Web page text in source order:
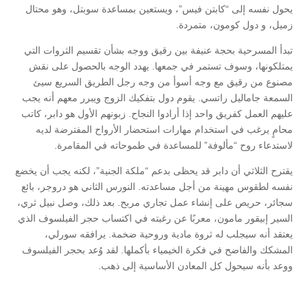
يحول نفسه إلى “كابتن فيس”، ويستعين بمساعدة سوبتل، وهو محتال
زميل، و دول كومون، متمردة.
تبدأ المسرحية بحجة عنيفة بين رقيق ووجه بشأن تقسيم الثروات التي
يمتلكونها، وسوف تستمر في جمعها. يهدد الوجه بالحصول على نقش
مصنوع من رقيق مع وجه أسوأ من وجه رجل الطريق السريع سيئ
السمعة جاماليل راتسي. يقوم دول بتفكيك الزوج ويبرر معهم أنه يجب
عليهم العمل كفريق واحد إذا أرادوا النجاح. زبونهم الأول هو دابر، كاتب
محامٍ يرغب في استخدام مهارات استحضار الأرواح المفترضة لديه
لاستدعاء روح “مألوفة” للمساعدة في طموحاته في المقامرة.
يقترح الثلاثي أن دابر قد يحظى بدعم “ملكة الجنية”، لكنه يجب أن يخضع
نفسه لطقوس مهينة من أجل مساعدته. النورس الثاني هو دروجر، بائع
سجائر، حريص على إنشاء عمل تجاري مربح. بعد ذلك، وصل نبيل ثري،
السير إبيقور مامون، معربًا عن رغبته في اكتساب حجر الفيلسوف الذي
يعتقد أنه سيجلب له ثروة مادية وروحية ضخمة. يرافقه سورلي،
المشكك والفاضح في فكرة الخيمياء بأكملها. لقد وُعد بحجر الفيلسوف
ووعد بأنه سيحول كل المعادن الأساسية إلى ذهب.